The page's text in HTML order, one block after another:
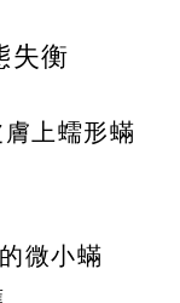
失衡
上蠕形蟎
微小蟎